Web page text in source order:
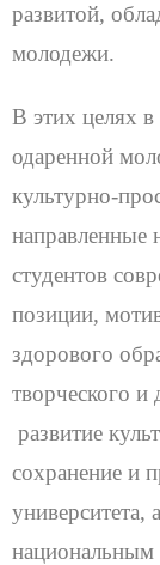
развитой,
молодежи.
В этих целях в
одаренной
культурно-
направленные
студентов
позиции,
здорового
творческого и
развитие
сохранение и
университета,
национальным